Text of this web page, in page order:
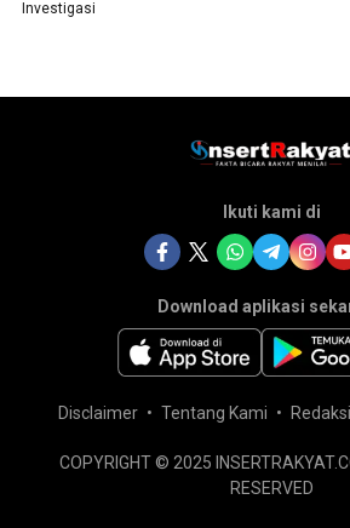
Investigasi
Ikuti kami di
Download aplikasi
Disclaimer Tentang Kami
COPYRIGHT © 2025
RESERVED